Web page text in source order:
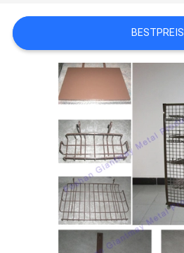
FÄLLE
SITEMAP
PRIVACY
POLICY
BESTPREIS